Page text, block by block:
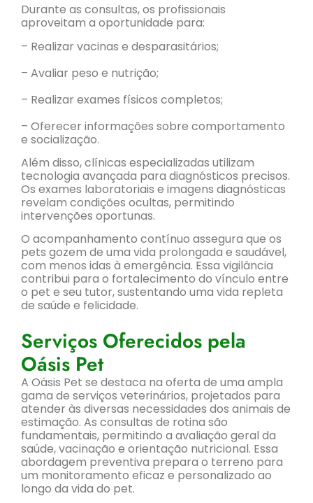
Durante as consultas, os profissionais
aproveitam a oportunidade para:
– Realizar vacinas e desparasitários;
– Avaliar peso e nutrição;
– Realizar exames físicos completos;
– Oferecer informações sobre comportamento
e socialização.
Além disso, clínicas especializadas utilizam
tecnologia avançada para diagnósticos precisos.
Os exames laboratoriais e imagens diagnósticas
revelam condições ocultas, permitindo
intervenções oportunas.
O acompanhamento contínuo assegura que os
pets gozem de uma vida prolongada e saudável,
com menos idas à emergência. Essa vigilância
contribui para o fortalecimento do vínculo entre
o pet e seu tutor, sustentando uma vida repleta
de saúde e felicidade.
Serviços Oferecidos pela
Oásis Pet
A Oásis Pet se destaca na oferta de uma ampla
gama de serviços veterinários, projetados para
atender às diversas necessidades dos animais de
estimação. As consultas de rotina são
fundamentais, permitindo a avaliação geral da
saúde, vacinação e orientação nutricional. Essa
abordagem preventiva prepara o terreno para
um monitoramento eficaz e personalizado ao
longo da vida do pet.